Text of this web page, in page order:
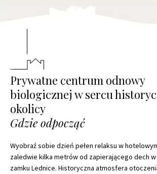
Prywatne centrum odnowy
biologicznej w sercu
okolicy
Gdzie odpocząć
Wyobraź sobie dzień pełen relaksu w
zaledwie kilka metrów od zapierającego dech
zamku Lednice. Historyczna atmosfera